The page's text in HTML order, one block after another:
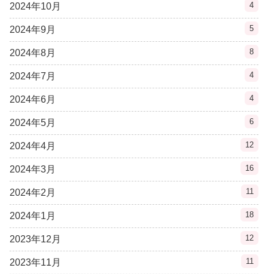
2024年10月 4
2024年9月 5
2024年8月 8
2024年7月 4
2024年6月 4
2024年5月 6
2024年4月 12
2024年3月 16
2024年2月 11
2024年1月 18
2023年12月 12
2023年11月 11